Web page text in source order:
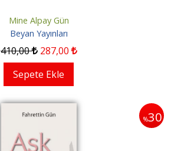
Mine Alpay Gün
Beyan Yayınları
410,00 287,00
Sepete Ekle
%30